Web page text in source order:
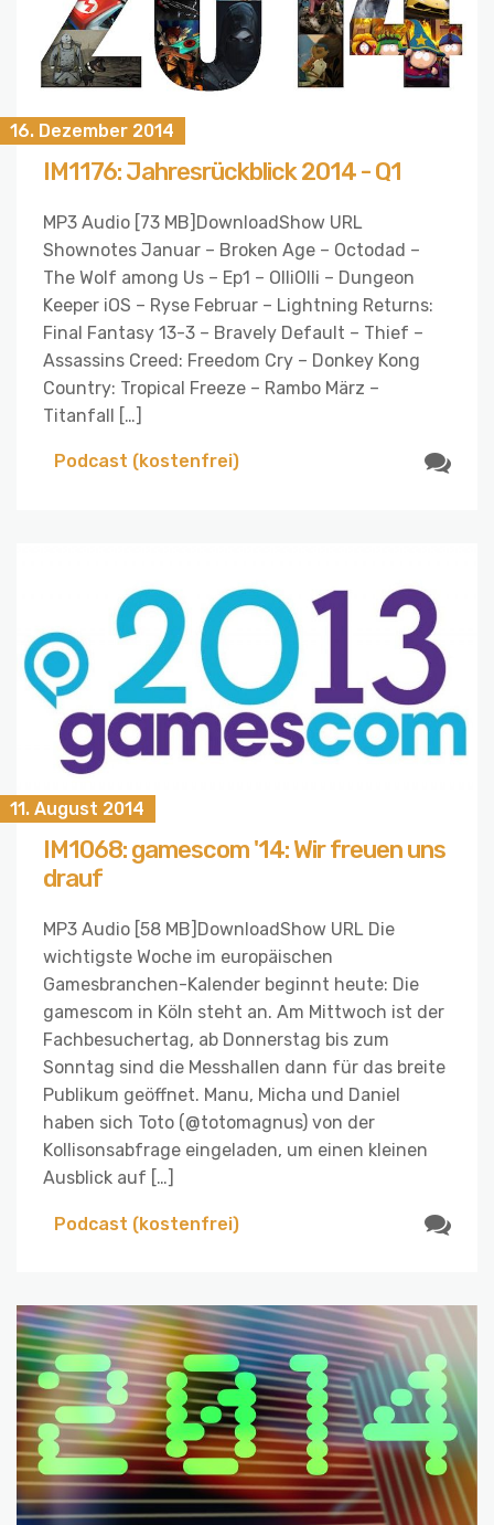
16. Dezember 2014
IM1176: Jahresrückblick 2014 - Q1
MP3 Audio [73 MB]DownloadShow URL
Shownotes Januar – Broken Age – Octodad –
The Wolf among Us – Ep1 – OlliOlli – Dungeon
Keeper iOS – Ryse Februar – Lightning Returns:
Final Fantasy 13-3 – Bravely Default – Thief –
Assassins Creed: Freedom Cry – Donkey Kong
Country: Tropical Freeze – Rambo März –
Titanfall […]
Podcast (kostenfrei)
11. August 2014
IM1068: gamescom '14: Wir freuen uns
drauf
MP3 Audio [58 MB]DownloadShow URL Die
wichtigste Woche im europäischen
Gamesbranchen-Kalender beginnt heute: Die
gamescom in Köln steht an. Am Mittwoch ist der
Fachbesuchertag, ab Donnerstag bis zum
Sonntag sind die Messhallen dann für das breite
Publikum geöffnet. Manu, Micha und Daniel
haben sich Toto (@totomagnus) von der
Kollisonsabfrage eingeladen, um einen kleinen
Ausblick auf […]
Podcast (kostenfrei)